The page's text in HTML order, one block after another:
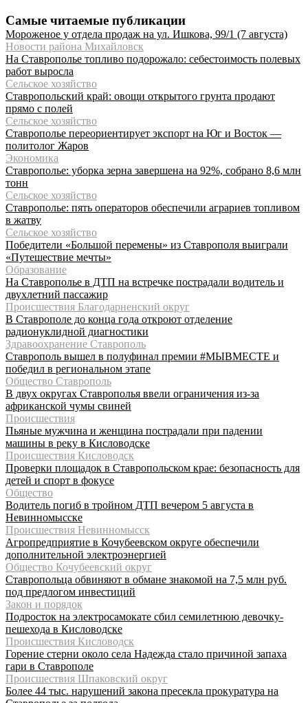
Самые читаемые публикации
Мороженое у отдела продаж на ул. Ишкова, 99/1 (7 августа)
Новости района Михайловск
На Ставрополье топливо подорожало: себестоимость полевых
работ выросла
Сельское хозяйство
Ставропольский край: овощи открытого грунта продают
прямо с полей
Сельское хозяйство
Ставрополье переориентирует экспорт на Юг и Восток —
политолог Жаров
Экономика
Ставрополье: уборка зерна завершена на 92%, собрано 8,6 млн
тонн
Сельское хозяйство
Ставрополье: пять операторов обеспечили аграриев топливом
в жатву
Сельское хозяйство
Победители «Большой перемены» из Ставрополя выиграли
«Путешествие мечты»
Образование
На Ставрополье в ДТП на встречке пострадали водитель и
двухлетний пассажир
Происшествия Благодарненский округ
В Ставрополе до конца года откроют отделение
радионуклидной диагностики
Здравоохранение Ставрополь
Ставрополь вышел в полуфинал премии #МЫВМЕСТЕ и
победил в региональном этапе
Общество Ставрополь
В двух округах Ставрополья ввели ограничения из-за
африканской чумы свиней
Происшествия
Пьяные мужчина и женщина пострадали при падении
машины в реку в Кисловодске
Происшествия Кисловодск
Проверки площадок в Ставропольском крае: безопасность для
детей и спорт в фокусе
Общество
Водитель погиб в тройном ДТП вечером 5 августа в
Невинномысске
Происшествия Невинномысск
Агропредприятие в Кочубеевском округе обеспечили
дополнительной электроэнергией
Общество Кочубеевский округ
Ставропольца обвиняют в обмане знакомой на 7,5 млн руб.
под предлогом инвестиций
Закон и порядок
Подросток на электросамокате сбил семилетнюю девочку-
пешехода в Кисловодске
Происшествия Кисловодск
Горение стерни около села Надежда стало причиной запаха
гари в Ставрополе
Происшествия Шпаковский округ
Более 44 тыс. нарушений закона пресекла прокуратура на